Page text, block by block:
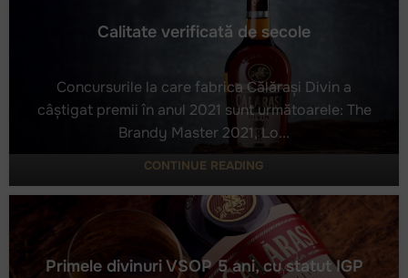
Calitate verificată de secole
Calitate verificată de secole
Concursurile la care fabrica Călărași Divin a
câștigat premii în anul 2021 sunt următoarele: The
Brandy Master 2021, Lo...
CONTINUE READING
Primele divinuri VSOP 5 ani, cu statut IGP